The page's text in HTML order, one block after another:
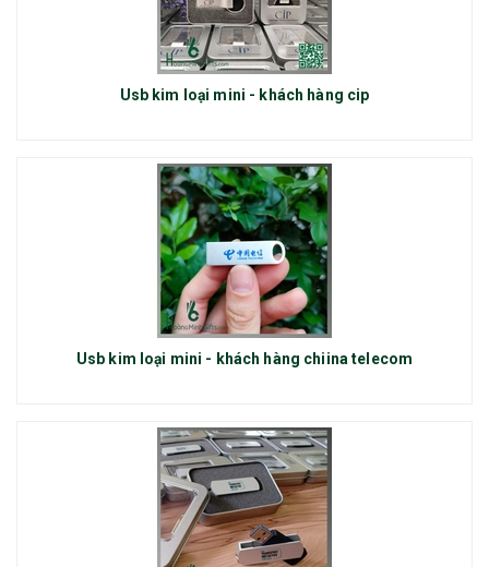
Usb kim loại mini - khách hàng cip
Usb kim loại mini - khách hàng chiina telecom